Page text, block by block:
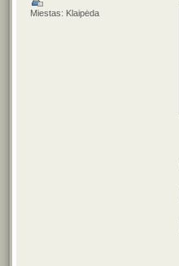
Miestas: Klaipėda